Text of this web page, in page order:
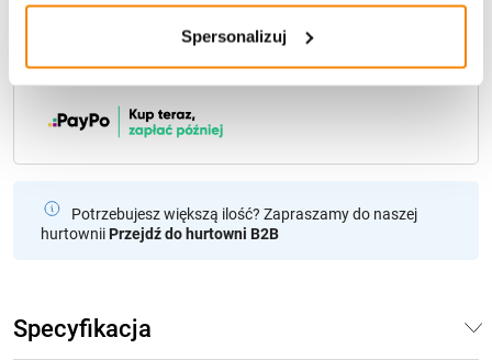
Spersonalizuj
Potrzebujesz większą ilość? Zapraszamy do naszej
hurtowniiPrzejdź do hurtowni B2B
Specyfikacja